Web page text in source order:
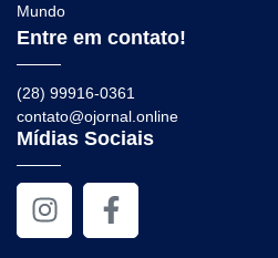
Mundo
Entre em contato!
(28) 99916-0361
contato@ojornal.online
Mídias Sociais